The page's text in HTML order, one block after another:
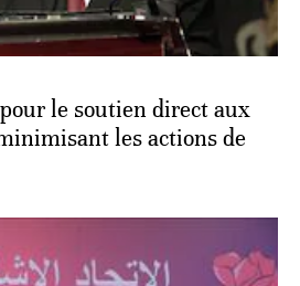
le soutien direct aux
les actions de